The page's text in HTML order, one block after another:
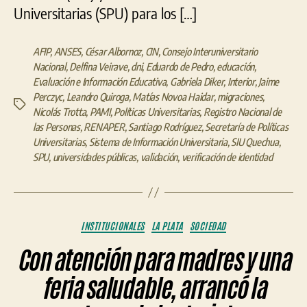
Universitarias (SPU) para los […]
Etiquetas
AFIP, ANSES, César Albornoz, CIN,Consejo Interuniversitario
Nacional,Delfina Veirave,dni, Eduardo de Pedro,educación,
Evaluación e Información Educativa, Gabriela Diker, Interior,Jaime
Perczyc, Leandro Quiroga,Matías Novoa Haidar,migraciones,
Nicolás Trotta, PAMI,Políticas Universitarias, Registro Nacional de
las Personas,RENAPER,Santiago Rodríguez,Secretaría de Políticas
Universitarias, Sistema de Información Universitaria,SIU Quechua,
SPU, universidades públicas, validación, verificación de identidad
Categorías
INSTITUCIONALES LA PLATA SOCIEDAD
Con atención para madres y una
feria saludable, arrancó la